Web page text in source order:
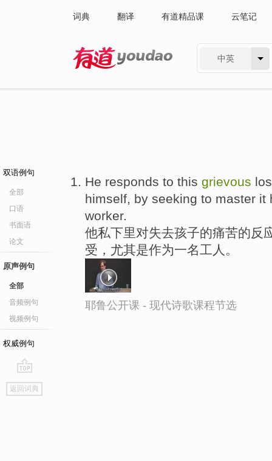
词典 翻译 有道精品课 云笔记
中英
双语例句
全部
口语
书面语
论文
原声例句
全部
音频例句
视频例句
权威例句
go
top
返回词典
He responds to this grievous
himself, by seeking to master
worker.
他私下里对失去孩子的痛苦的反
受，尤其是作为一名工人。
耶鲁公开课 - 现代诗歌课程节选